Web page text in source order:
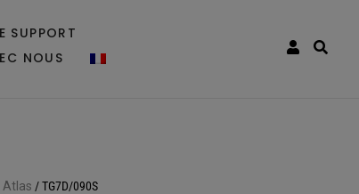
SUPPORT
NOUS
Atlas /TG7D/090S